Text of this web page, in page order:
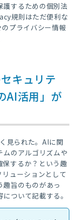
護するための個別法
規則はただ便利な
プライバシー情報
キュリテ
AI活用」が
見られた。AIに関
のアルゴリズムや
保するか？という趣
ューションとして
趣旨のものがあっ
ついて記載する。